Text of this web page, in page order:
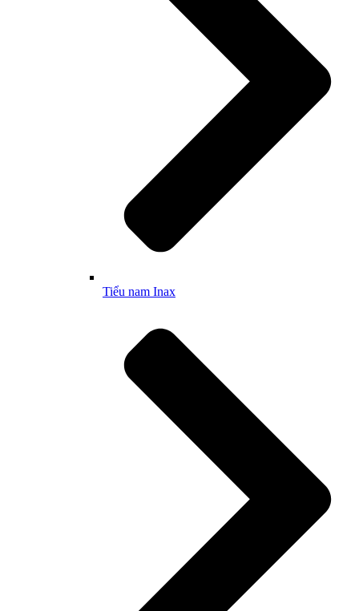
Tiểu nam Inax